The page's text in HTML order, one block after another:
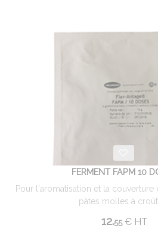
FERMENT FAPM 10
Pour l'aromatisation et la couverture
pâtes molles à
12.55 € HT